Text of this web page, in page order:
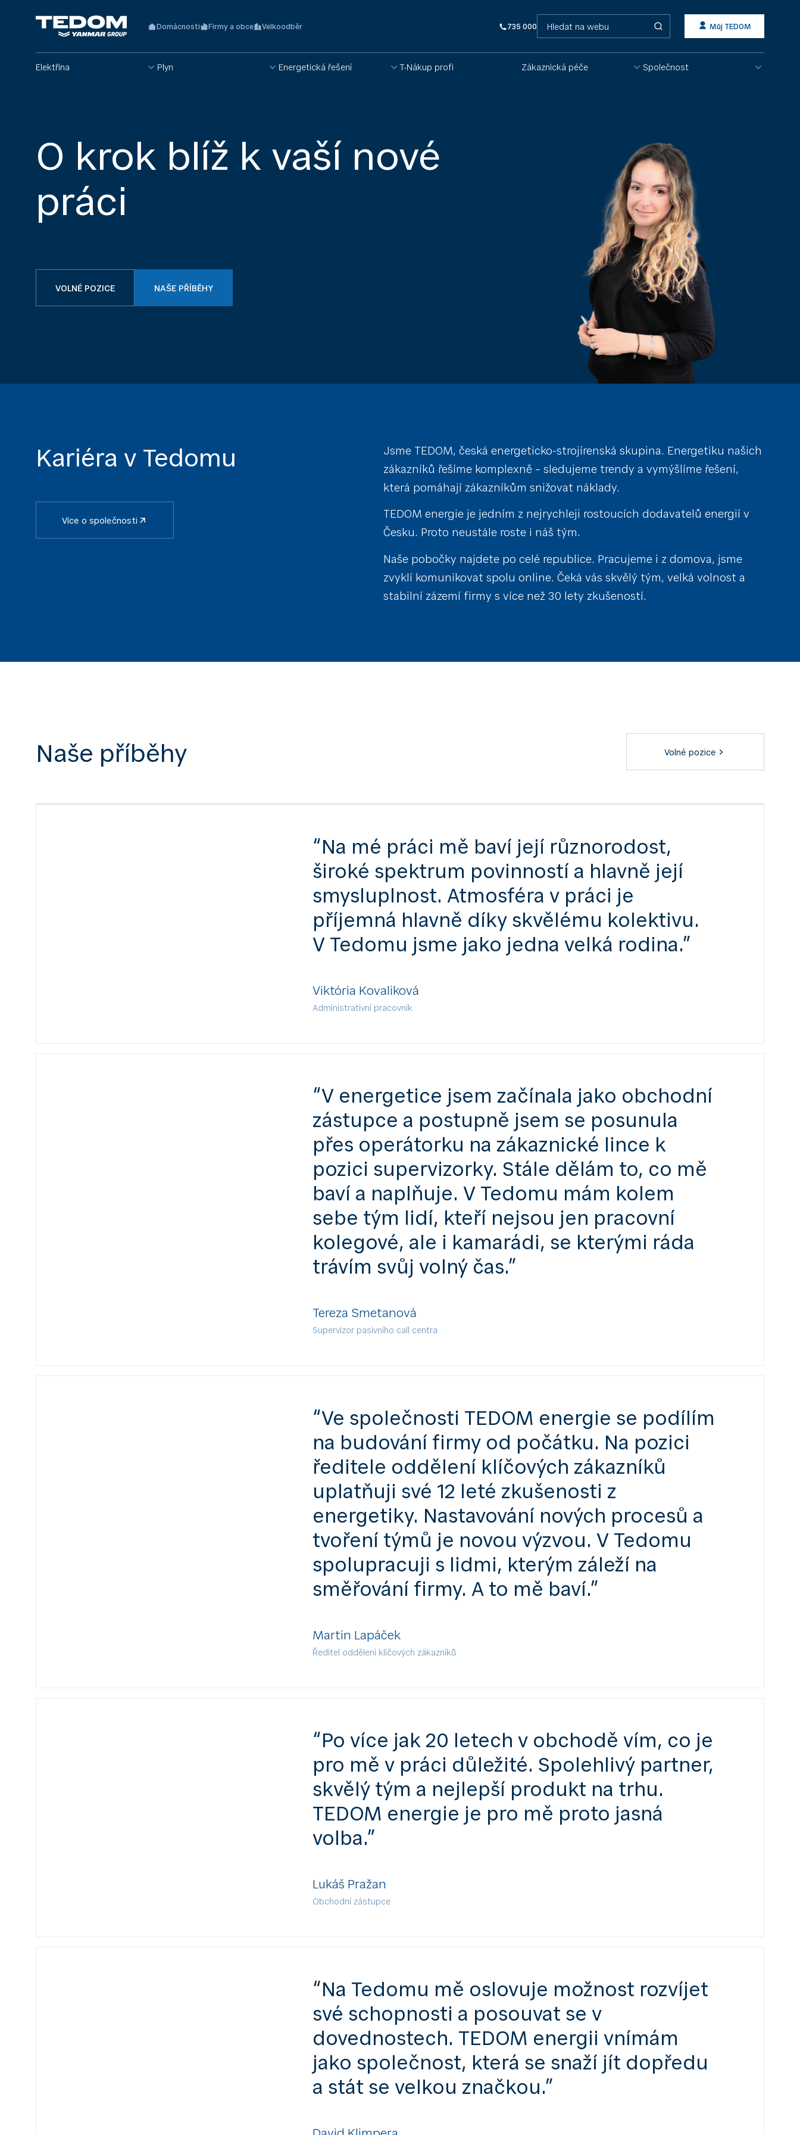
Vyhledávání
Domácnosti Firmy a obce Velkoodběr 735 000 215 Můj TEDOM
Elektřina Plyn Energetická řešení T-Nákup profi Zákaznická péče Společnost
O krok blíž k vaší nové
práci
VOLNÉ POZICE NAŠE PŘÍBĚHY
Kariéra v Tedomu
Více o společnosti
Jsme TEDOM, česká energeticko-strojírenská skupina. Energetiku našich
zákazníků řešíme komplexně – sledujeme trendy a vymýšlíme řešení,
která pomáhají zákazníkům snižovat náklady.
TEDOM energie je jedním z nejrychleji rostoucích dodavatelů energií v
Česku. Proto neustále roste i náš tým.
Naše pobočky najdete po celé republice. Pracujeme i z domova, jsme
zvyklí komunikovat spolu online. Čeká vás skvělý tým, velká volnost a
stabilní zázemí firmy s více než 30 lety zkušeností.
Naše příběhy Volné pozice
“Na mé práci mě baví její různorodost,
široké spektrum povinností a hlavně její
smysluplnost. Atmosféra v práci je
příjemná hlavně díky skvělému kolektivu.
V Tedomu jsme jako jedna velká rodina.”
Viktória Kovaliková
Administrativní pracovník
“V energetice jsem začínala jako obchodní
zástupce a postupně jsem se posunula
přes operátorku na zákaznické lince k
pozici supervizorky. Stále dělám to, co mě
baví a naplňuje. V Tedomu mám kolem
sebe tým lidí, kteří nejsou jen pracovní
kolegové, ale i kamarádi, se kterými ráda
trávím svůj volný čas.”
Tereza Smetanová
Supervizor pasivního call centra
“Ve společnosti TEDOM energie se podílím
na budování firmy od počátku. Na pozici
ředitele oddělení klíčových zákazníků
uplatňuji své 12 leté zkušenosti z
energetiky. Nastavování nových procesů a
tvoření týmů je novou výzvou. V Tedomu
spolupracuji s lidmi, kterým záleží na
směřování firmy. A to mě baví.”
Martin Lapáček
Ředitel oddělení klíčových zákazníků
“Po více jak 20 letech v obchodě vím, co je
pro mě v práci důležité. Spolehlivý partner,
skvělý tým a nejlepší produkt na trhu.
TEDOM energie je pro mě proto jasná
volba.”
Lukáš Pražan
Obchodní zástupce
“Na Tedomu mě oslovuje možnost rozvíjet
své schopnosti a posouvat se v
dovednostech. TEDOM energii vnímám
jako společnost, která se snaží jít dopředu
a stát se velkou značkou.”